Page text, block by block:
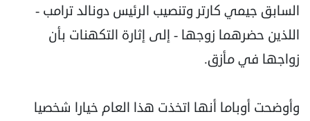
السابق جيمي كارتر وتنصيب الرئيس دونالد ترامب -
اللذين حضرهما زوجها - إلى إثارة التكهنات بأن
زواجها في مأزق.
وأوضحت أوباما أنها اتخذت هذا العام خيارا شخصيا